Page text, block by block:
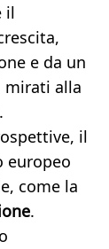
il
e da un
mirati alla
il
europeo
come la
.